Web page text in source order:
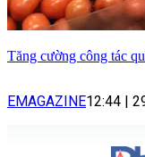
Tăng cường công tác
EMAGAZINE12:44 |